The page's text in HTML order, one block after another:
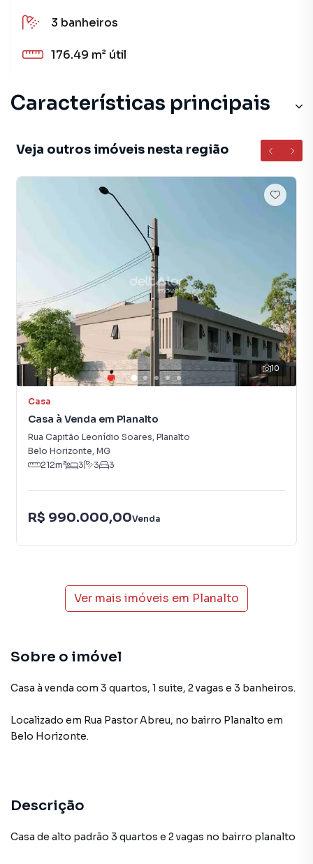
3 banheiros
176.49 m² útil
Características principais
Veja outros imóveis nesta região
10
Casa
Casa à Venda em Planalto
Rua Capitão Leonídio Soares, Planalto
Belo Horizonte, MG
212m² 3 3 3
R$ 990.000,00Venda
Ver mais imóveis em Planalto
Sobre o imóvel
Casa à venda com 3 quartos, 1 suite, 2 vagas e 3 banheiros.
Localizado em Rua Pastor Abreu, no bairro Planalto em
Belo Horizonte.
Descrição
Casa de alto padrão 3 quartos e 2 vagas no bairro planalto